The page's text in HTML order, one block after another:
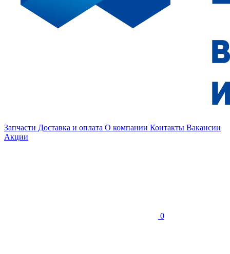
Запчасти Доставка и оплата О компании Контакты Вакансии
Акции
0